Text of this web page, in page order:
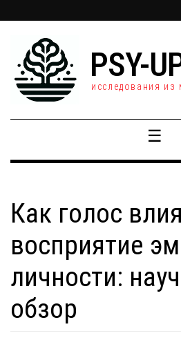
PSY-
исследования из
☰
Как голос
восприятие
личности:
обзор